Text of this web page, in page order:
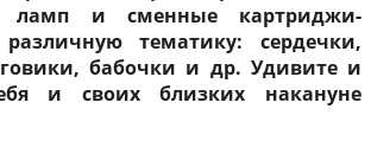
ламп и сменные картриджи-
тематику: сердечки,
бабочки и др. Удивите и
и своих близких накануне